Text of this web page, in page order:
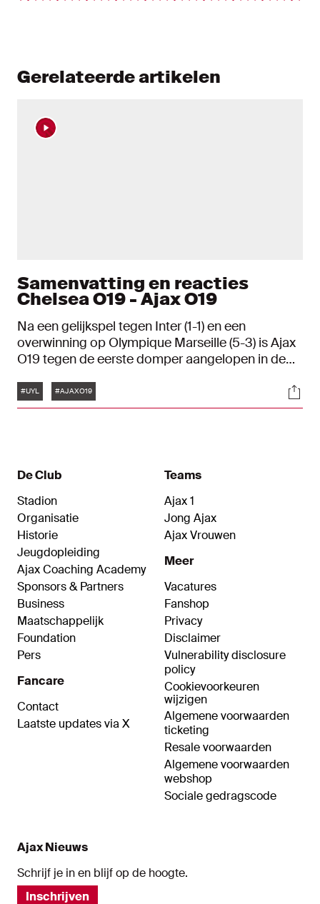
Gerelateerde artikelen
Samenvatting en reacties
Chelsea O19 - Ajax O19
Na een gelijkspel tegen Inter (1-1) en een
overwinning op Olympique Marseille (5-3) is Ajax
O19 tegen de eerste domper aangelopen in de
6-3. Voor Ajax scoorden Luca Messori, Tyrese
Teuwsen en Jeshurun Simeon.
Tags
#UYL #AJAXO19
De Club
Stadion
Organisatie
Historie
Jeugdopleiding
Ajax Coaching Academy
Sponsors & Partners
Business
Maatschappelijk
Foundation
Pers
Fancare
Contact
Laatste updates via X
Teams
Ajax 1
Jong Ajax
Ajax Vrouwen
Meer
Vacatures
Fanshop
Privacy
Disclaimer
Vulnerability disclosure
policy
Cookievoorkeuren
wijzigen
Algemene voorwaarden
ticketing
Resale voorwaarden
Algemene voorwaarden
webshop
Sociale gedragscode
Ajax Nieuws
Schrijf je in en blijf op de hoogte.
Inschrijven